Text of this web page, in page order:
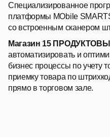
Специализированное
платформы MObile
со встроенным сканером
Магазин 15
автоматизировать и
бизнес процессы по учету
приемку товара по
прямо в торговом зале.